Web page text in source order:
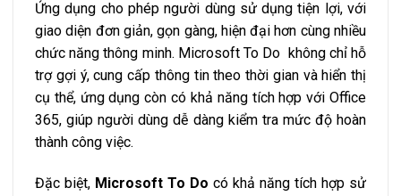
Ứng dụng cho phép người dùng sử dụng tiện lợi, với
giao diện đơn giản, gọn gàng, hiện đại hơn cùng nhiều
chức năng thông minh. Microsoft To Do không chỉ hỗ
trợ gợi ý, cung cấp thông tin theo thời gian và hiển thị
cụ thể, ứng dụng còn có khả năng tích hợp với Office
365, giúp người dùng dễ dàng kiểm tra mức độ hoàn
thành công việc.
Đặc biệt, Microsoft To Do có khả năng tích hợp sử